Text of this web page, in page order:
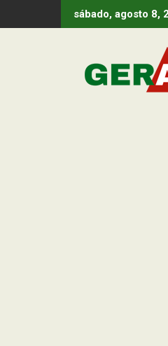
to
sábado, agosto 8,